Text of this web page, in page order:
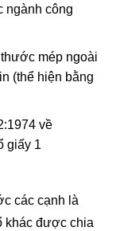
ngành công
mép ngoài
(thể hiện bằng
các cạnh là
khác được chia